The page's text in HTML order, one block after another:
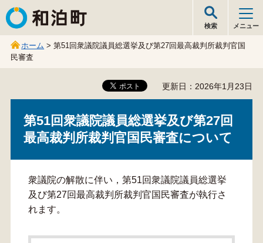
和泊町
検索 メニュー
ホーム > 第51回衆議院議員総選挙及び第27回最高裁判所裁判官国
民審査
更新日：2026年1月23日
第51回衆議院議員総選挙及び第27回
最高裁判所裁判官国民審査について
衆議院の解散に伴い，第51回衆議院議員総選挙
及び第27回最高裁判所裁判官国民審査が執行さ
れます。